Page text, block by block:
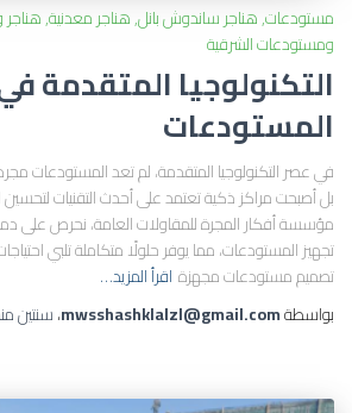
مستودعات هناجر ساندوش بانل هناجر معدنية
ومستودعات الشرقية
التكنولوجيا المتقدمة
المستودعات
في عصر التكنولوجيا المتقدمة، لم تعد المستودعات
بل أصبحت مراكز ذكية تعتمد على أحدث التقنيات
مؤسسة أفكار المجرة للمقاولات العامة، نحرص على دمج
تجهيز المستودعات، مما يوفر حلولًا متكاملة تلبي
تصميم مستودعات مجهزة اقرأ المزيد…
بواسطةmwsshashklalzl@gmail.com،سنتين